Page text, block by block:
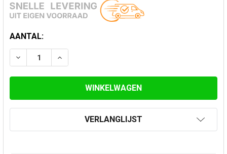
HUIDIGE
VOORRAAD:
AANTAL:
VERLAAG AANTAL VAN KLEMBAND FLEXIBEL Ø 180 MM
VERHOOG AANTAL VAN KLEMBAND
VERLANGLIJST